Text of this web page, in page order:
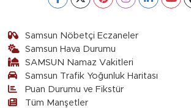
Samsun Nöbetçi Eczaneler
Samsun Hava Durumu
SAMSUN Namaz Vakitleri
Samsun Trafik Yoğunluk Haritası
Puan Durumu ve Fikstür
Tüm Manşetler